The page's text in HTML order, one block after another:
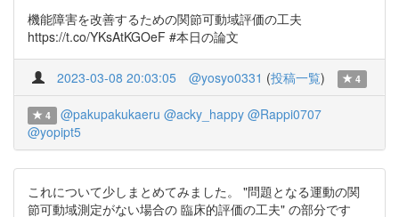
機能障害を改善するための関節可動域評価の工夫
https://t.co/YKsAtKGOeF #本日の論文
2023-03-08 20:03:05 @yosyo0331 (投稿一覧) 4
4 @pakupakukaeru @acky_happy @Rappi0707
@yopipt5
これについて少しまとめてみました。 "問題となる運動の関
節可動域測定がない場合の 臨床的評価の工夫" の部分です